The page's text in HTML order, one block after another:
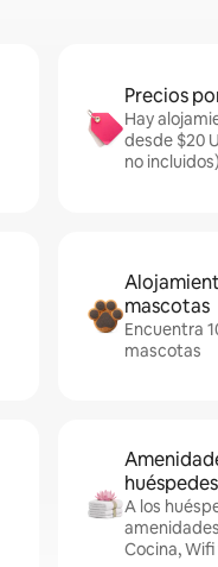
Precios
Hay
desde $20
no incluidos)
mascotas
Encuentra
mascotas
huéspedes
A los
Cocina,